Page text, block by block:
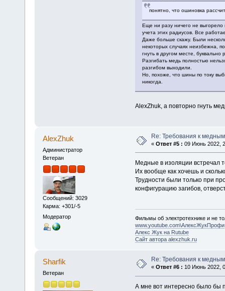
понятно, что ошиновка
Еще ни разу ничего не
учета этих радиусов. Все
Даже больше скажу. Были
некоторых случаях неизбежна,
гнуть в другом месте,
Разгибать медь полностью
разгибом выходили.
Но, похоже, что шины по току
никогда.
AlexZhuk, а повторно гнуть
AlexZhuk
Администратор
Ветеран
Сообщений: 3029
Карма: +301/-5
Модератор
Re: Требования к
« Ответ #5 : 09 Июнь 2022,
Медные в изоляции встречал
Их вообще как хочешь и
Трудности были только при
конфигурацию загибов,
Фильмы об электротехнике и не
www.youtube.com\АлексЖукПрофи
Алекс Жук на Rutube
Сайт автора alexzhuk.ru
Sharfik
Ветеран
Re: Требования к
« Ответ #6 : 10 Июнь 2022,
А мне вот интересно было бы